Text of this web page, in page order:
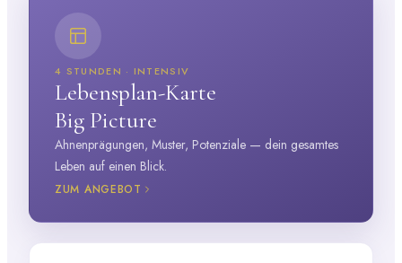
4 STUNDEN · INTENSIV
Lebensplan-Karte
Big Picture
Ahnenprägungen, Muster, Potenziale — dein gesamtes
Leben auf einen Blick.
ZUM ANGEBOT